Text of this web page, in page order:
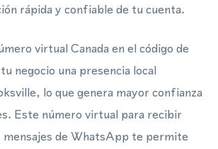
rápida y confiable de tu cuenta.
virtual Canada en el código de
negocio una presencia local
lo que genera mayor confianza
Este número virtual para recibir
mensajes de WhatsApp te permite